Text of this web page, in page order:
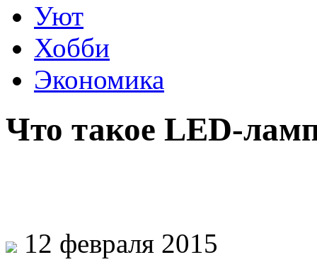
Уют
Хобби
Экономика
Что такое LED-
12 февраля 2015